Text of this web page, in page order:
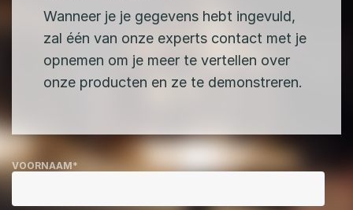
Wanneer je je gegevens hebt ingevuld,
zal één van onze experts contact met je
opnemen om je meer te vertellen over
onze producten en ze te demonstreren.
VOORNAAM*